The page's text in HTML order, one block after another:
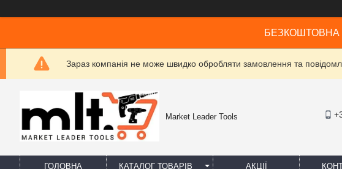
БЕЗКОШТОВНА
Зараз компанія не може швидко обробляти замовлення та
Market Leader Tools
ГОЛОВНА КАТАЛОГ ТОВАРІВ АКЦІЇ